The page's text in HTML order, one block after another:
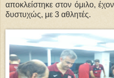
αποκλείστηκε στον όμιλο,
δυστυχώς, με 3 αθλητές.